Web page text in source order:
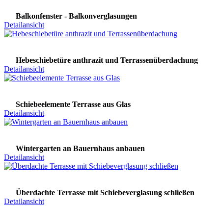
Balkonfenster - Balkonverglasungen
Detailansicht
Hebeschiebetüre anthrazit und Terrassenüberdachung
Detailansicht
Schiebeelemente Terrasse aus Glas
Detailansicht
Wintergarten an Bauernhaus anbauen
Detailansicht
Überdachte Terrasse mit Schiebeverglasung schließen
Detailansicht